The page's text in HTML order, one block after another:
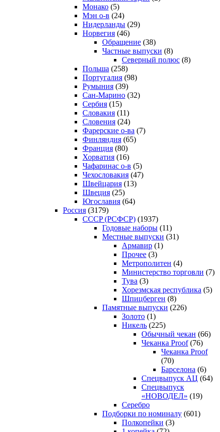
Монако (5)
Мэн о-в (24)
Нидерланды (29)
Норвегия (46)
Обращение (38)
Частные выпуски (8)
Северный полюс (8)
Польша (258)
Португалия (98)
Румыния (39)
Сан-Марино (32)
Сербия (15)
Словакия (11)
Словения (24)
Фарерские о-ва (7)
Финляндия (65)
Франция (80)
Хорватия (16)
Чафаринас о-в (5)
Чехословакия (47)
Швейцария (13)
Швеция (25)
Югославия (64)
Россия (3179)
CCCP (РСФСР) (1937)
Годовые наборы (11)
Местные выпуски (31)
Армавир (1)
Прочее (3)
Метрополитен (4)
Министерство торговли (7)
Тува (3)
Хорезмская республика (5)
Шпицберген (8)
Памятные выпуски (226)
Золото (1)
Никель (225)
Обычный чекан (66)
Чеканка Proof(76)
Чеканка Proof
(70)
Барселона (6)
Спецвыпуск АЦ (64)
Спецвыпуск
«НОВОДЕЛ» (19)
Серебро
Подборки по номиналу (601)
Полкопейки (3)